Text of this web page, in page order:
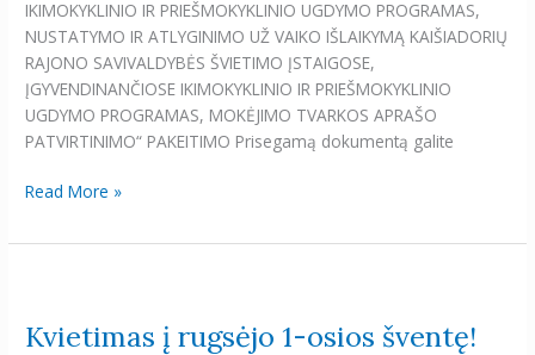
IKIMOKYKLINIO IR PRIEŠMOKYKLINIO UGDYMO PROGRAMAS,
NUSTATYMO IR ATLYGINIMO UŽ VAIKO IŠLAIKYMĄ KAIŠIADORIŲ
RAJONO SAVIVALDYBĖS ŠVIETIMO ĮSTAIGOSE,
ĮGYVENDINANČIOSE IKIMOKYKLINIO IR PRIEŠMOKYKLINIO
UGDYMO PROGRAMAS, MOKĖJIMO TVARKOS APRAŠO
PATVIRTINIMO“ PAKEITIMO Prisegamą dokumentą galite
Read More »
Kvietimas į rugsėjo 1-osios šventę!
rugsėjo